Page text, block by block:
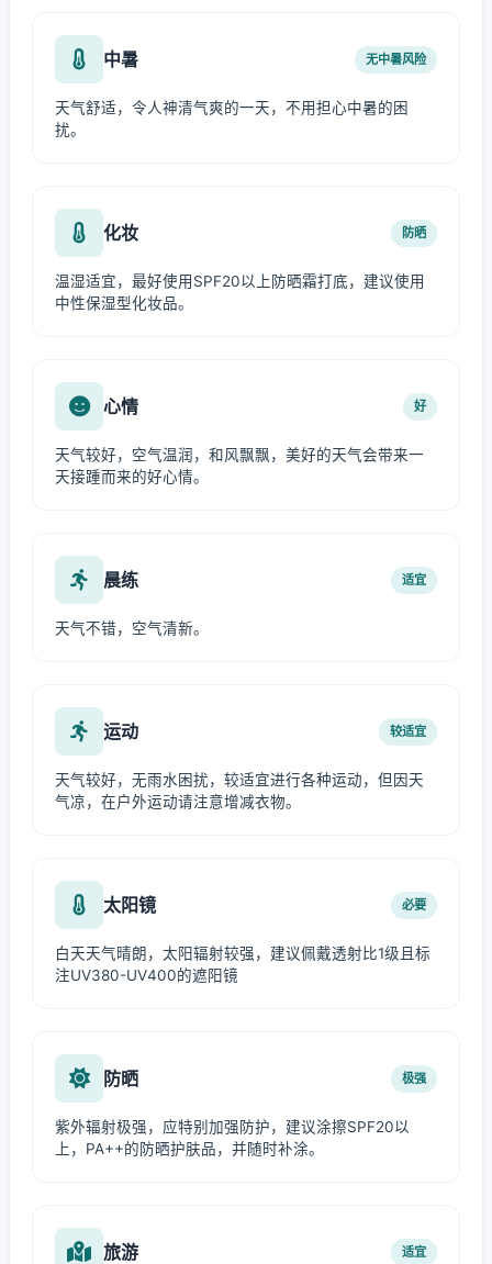
中暑 无中暑风险
天气舒适，令人神清气爽的一天，不用担心中暑的困
扰。
化妆 防晒
温湿适宜，最好使用SPF20以上防晒霜打底，建议使用
中性保湿型化妆品。
心情 好
天气较好，空气温润，和风飘飘，美好的天气会带来一
天接踵而来的好心情。
晨练 适宜
天气不错，空气清新。
运动 较适宜
天气较好，无雨水困扰，较适宜进行各种运动，但因天
气凉，在户外运动请注意增减衣物。
太阳镜 必要
白天天气晴朗，太阳辐射较强，建议佩戴透射比1级且标
注UV380-UV400的遮阳镜
防晒 极强
紫外辐射极强，应特别加强防护，建议涂擦SPF20以
上，PA++的防晒护肤品，并随时补涂。
旅游 适宜